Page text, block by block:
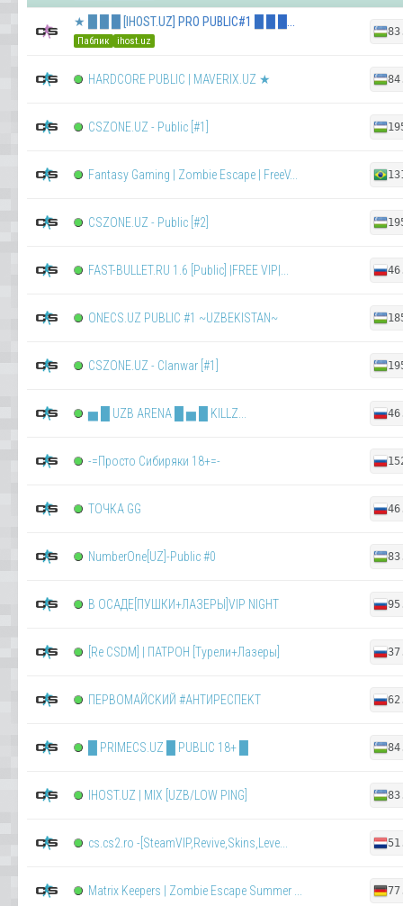
★ █ █ █ [IHOST.UZ] PRO PUBLIC#1 █ █ █...
Паблик ihost.uz
HARDCORE PUBLIC | MAVERIX.UZ ★
CSZONE.UZ - Public [#1]
Fantasy Gaming | Zombie Escape | FreeV...
CSZONE.UZ - Public [#2]
FAST-BULLET.RU 1.6 [Public] |FREE VIP|...
ONECS.UZ PUBLIC #1 ~UZBEKISTAN~
CSZONE.UZ - Clanwar [#1]
▅ █ UZB ARENA █ ▅ █ KILLZ...
-=Просто Сибиряки 18+=-
ТОЧКА GG
NumberOne[UZ]-Public #0
В ОСАДЕ[ПУШКИ+ЛАЗЕРЫ]VIP NIGHT
[Re CSDM] | ПАТРОН [Турели+Лазеры]
ПEPBOMAЙCKИЙ #AHTИPECПEKT
█ PRIMECS.UZ █ PUBLIC 18+ █
IHOST.UZ | MIX [UZB/LOW PING]
cs.cs2.ro -[SteamVIP,Revive,Skins,Leve...
Matrix Keepers | Zombie Escape Summer ...